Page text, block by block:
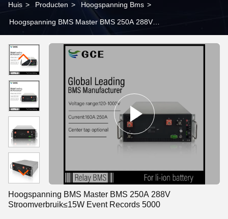
Huis > Producten > Hoogspanning Bms >
Hoogspanning BMS Master BMS 250A 288V
Hoogspanning BMS Master BMS 250A 288V
Stroomverbruik≤15W Event Records 5000